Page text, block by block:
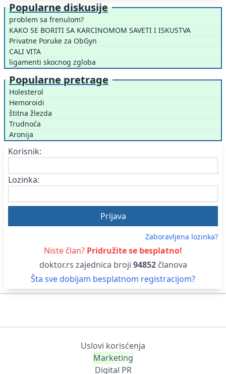
Popularne diskusije
problem sa frenulom?
KAKO SE BORITI SA KARCINOMOM SAVETI I ISKUSTVA
Privatne Poruke za ObGyn
CALI VITA
ligamenti skocnog zgloba
Popularne pretrage
Holesterol
Hemoroidi
štitna žlezda
Trudnoća
Aronija
Korisnik:
Lozinka:
Zaboravljena lozinka?
Niste član? Pridružite se besplatno!
doktor.rs zajednica broji 94852članova
Šta sve dobijam besplatnom registracijom?
Uslovi korisćenja
Marketing
Digital PR